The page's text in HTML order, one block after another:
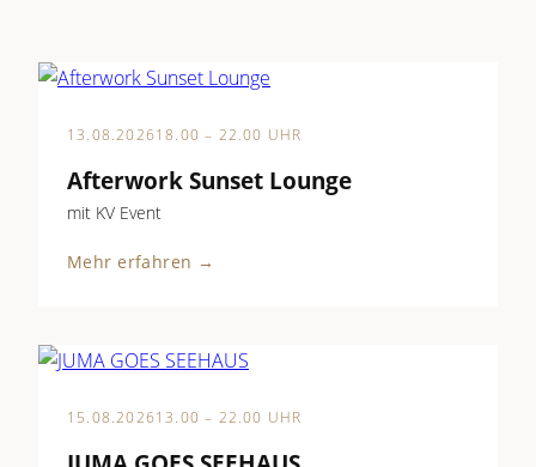
13.08.202618.00 – 22.00 UHR
Afterwork Sunset Lounge
mit KV Event
Mehr erfahren →
15.08.202613.00 – 22.00 UHR